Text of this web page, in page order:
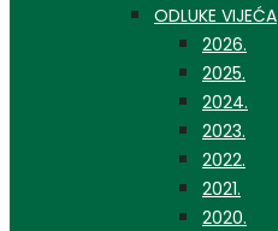
ODLUKE VIJEĆA
2026.
2025.
2024.
2023.
2022.
2021.
2020.